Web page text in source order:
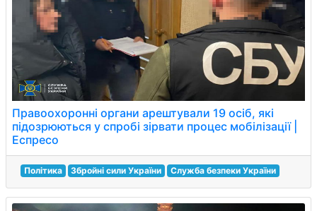
Правоохоронні органи арештували 19 осіб, які
підозрюються у спробі зірвати процес мобілізації |
Еспресо
Політика Збройні сили України Служба безпеки України